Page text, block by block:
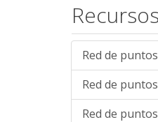
Recursos
Red de
Red de
Red de